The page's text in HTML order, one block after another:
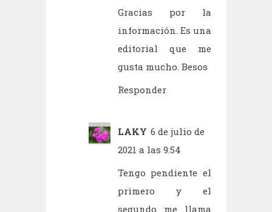
Gracias por la
información. Es una
editorial que me
gusta mucho. Besos
Responder
LAKY 6 de julio de
2021 a las 9:54
Tengo pendiente el
primero y el
segundo me llama